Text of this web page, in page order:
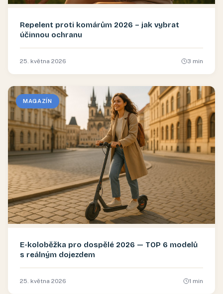
Repelent proti komárům 2026 – jak vybrat
účinnou ochranu
25. května 2026 3 min
MAGAZÍN
E-koloběžka pro dospělé 2026 — TOP 6 modelů
s reálným dojezdem
25. května 2026 1 min